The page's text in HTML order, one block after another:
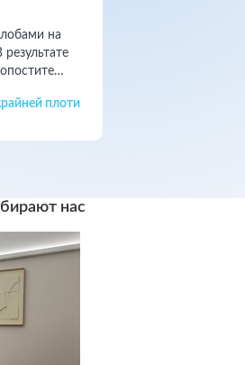
на
и
что
плоти
нас